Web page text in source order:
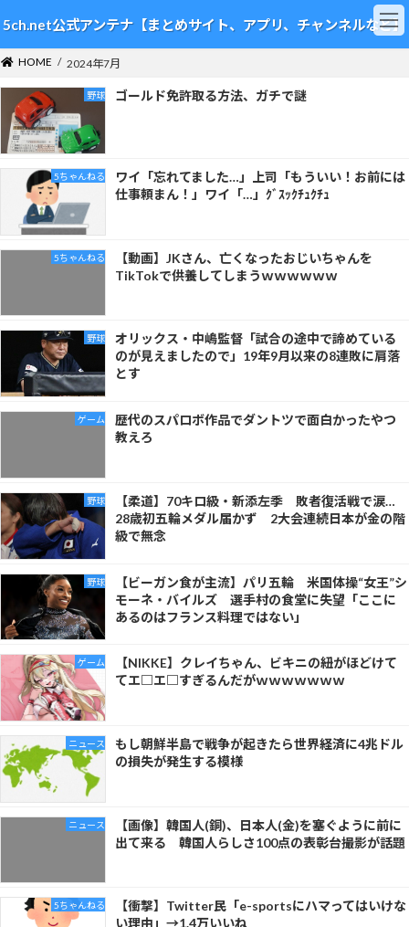
ン
テ
ン
ス
キ
ッ
プ
ビ
ゲ
ー
ン
に
移
動
5ch.net公式アンテナ【まとめサイト、アプリ、チャンネルなど】
HOME 2024年7月
野球 ゴールド免許取る方法、ガチで謎
5ちゃんねる
ワイ「忘れてました…」上司「もういい！お前には
仕事頼まん！」ワイ「…」ｸﾞｽｯｸﾁｭｸﾁｭ
5ちゃんねる
【動画】JKさん、亡くなったおじいちゃんを
TikTokで供養してしまうｗｗｗｗｗｗ
野球
オリックス・中嶋監督「試合の途中で諦めている
のが見えましたので」19年9月以来の8連敗に肩落
とす
ゲーム
歴代のスパロボ作品でダントツで面白かったやつ
教えろ
野球
【柔道】70キロ級・新添左季 敗者復活戦で涙…
28歳初五輪メダル届かず 2大会連続日本が金の階
級で無念
野球
【ビーガン食が主流】パリ五輪 米国体操“女王”シ
モーネ・バイルズ 選手村の食堂に失望「ここに
あるのはフランス料理ではない」
ゲーム
【NIKKE】クレイちゃん、ビキニの紐がほどけて
てエ□エ□すぎるんだがｗｗｗｗｗｗｗ
ニュース
もし朝鮮半島で戦争が起きたら世界経済に4兆ドル
の損失が発生する模様
ニュース
【画像】韓国人(銅)、日本人(金)を塞ぐように前に
出て来る 韓国人らしさ100点の表彰台撮影が話題
5ちゃんねる
【衝撃】Twitter民「e-sportsにハマってはいけな
い理由」→1.4万いいね